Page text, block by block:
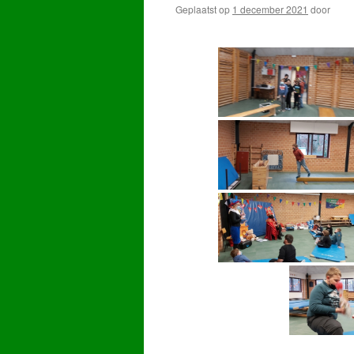
Geplaatst op 1 december 2021 door